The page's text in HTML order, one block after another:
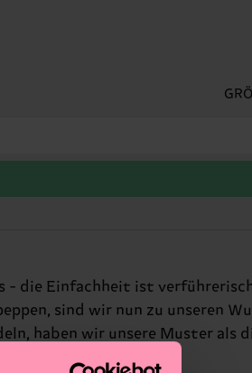
- die Einfachheit ist
sind wir nun zu unseren
haben wir unsere Muster als